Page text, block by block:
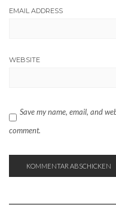
EMAIL ADDRESS
WEBSITE
Save my name, email, and
comment.